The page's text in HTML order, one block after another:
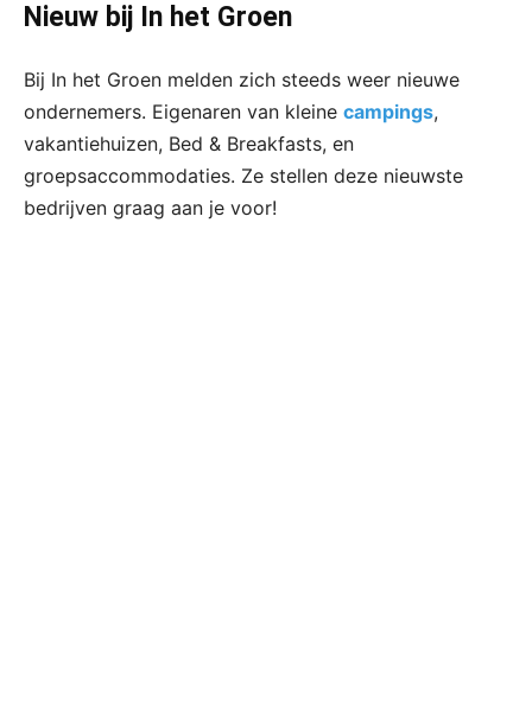
Nieuw bij In het Groen
Bij In het Groen melden zich steeds weer nieuwe
ondernemers. Eigenaren van kleine campings,
vakantiehuizen, Bed & Breakfasts, en
groepsaccommodaties. Ze stellen deze nieuwste
bedrijven graag aan je voor!